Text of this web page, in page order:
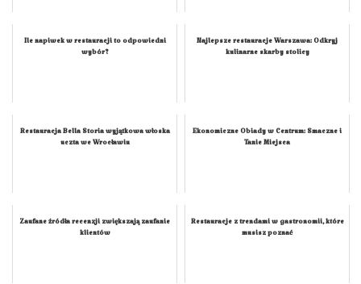
Ile napiwek w restauracji to odpowiedni
wybór?
Najlepsze restauracje Warszawa: Odkryj
kulinarne skarby stolicy
Restauracja Bella Storia wyjątkowa włoska
uczta we Wrocławiu
Ekonomiczne Obiady w Centrum: Smaczne i
Tanie Miejsca
Zaufane źródła recenzji zwiększają zaufanie
klientów
Restauracje z trendami w gastronomii, które
musisz poznać